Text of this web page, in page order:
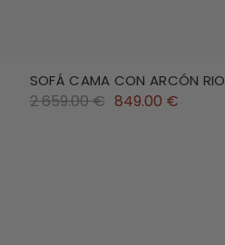
SOFÁ CAMA CON ARCÓN RIO
2 659.00 € 849.00 €